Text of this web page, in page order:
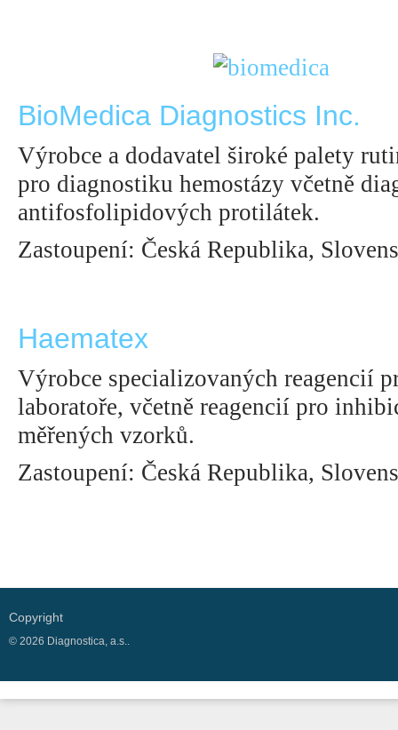
BioMedica Diagnostics Inc.
Výrobce a dodavatel široké palety
pro diagnostiku hemostázy včetně
antifosfolipidových protilátek.
Zastoupení: Česká Republika,
Haematex
Výrobce specializovaných reagencií
laboratoře, včetně reagencií pro
měřených vzorků.
Zastoupení: Česká Republika,
Copyright
© 2026 Diagnostica, a.s..